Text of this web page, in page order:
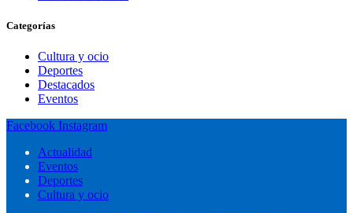
Categorías
Cultura y ocio
Deportes
Destacados
Eventos
Facebook Instagram
Actualidad
Eventos
Deportes
Cultura y ocio